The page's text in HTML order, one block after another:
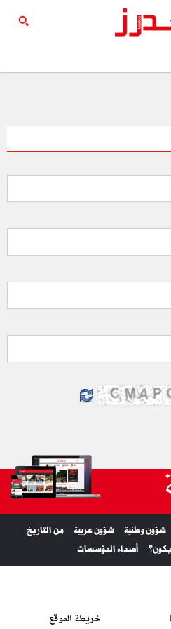
شؤون وطنية شؤون عربية
من التاريخ
أصداء المؤسسات
خريطة الموقع